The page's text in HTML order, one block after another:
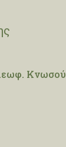
Κνωσού